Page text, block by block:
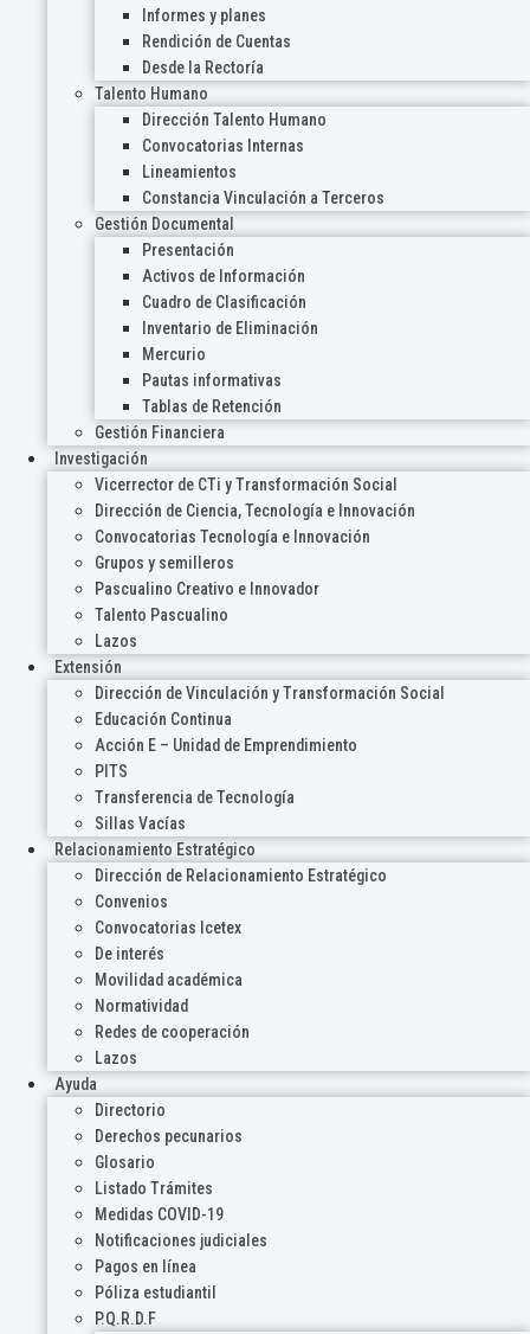
Informes y planes
Rendición de Cuentas
Desde la Rectoría
Talento Humano
Dirección Talento Humano
Convocatorias Internas
Lineamientos
Constancia Vinculación a Terceros
Gestión Documental
Presentación
Activos de Información
Cuadro de Clasificación
Inventario de Eliminación
Mercurio
Pautas informativas
Tablas de Retención
Gestión Financiera
Investigación
Vicerrector de CTi y Transformación Social
Dirección de Ciencia, Tecnología e Innovación
Convocatorias Tecnología e Innovación
Grupos y semilleros
Pascualino Creativo e Innovador
Talento Pascualino
Lazos
Extensión
Dirección de Vinculación y Transformación Social
Educación Continua
Acción E – Unidad de Emprendimiento
PITS
Transferencia de Tecnología
Sillas Vacías
Relacionamiento Estratégico
Dirección de Relacionamiento Estratégico
Convenios
Convocatorias Icetex
De interés
Movilidad académica
Normatividad
Redes de cooperación
Lazos
Ayuda
Directorio
Derechos pecunarios
Glosario
Listado Trámites
Medidas COVID-19
Notificaciones judiciales
Pagos en línea
Póliza estudiantil
P.Q.R.D.F